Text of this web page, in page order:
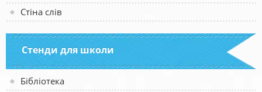
Стіна слів
Стенди для школи
Бібліотека